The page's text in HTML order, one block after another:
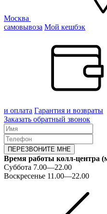
Москва
самовывоза Мой кешбэк
и оплата Гарантия и возвраты
Заказать обратный звонок
ПЕРЕЗВОНИТЕ МНЕ
Время работы колл-центра
Суббота 7.00—22.00
Воскресенье 11.00—22.00